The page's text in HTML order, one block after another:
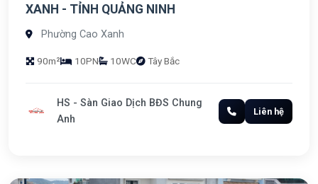
XANH - TỈNH QUẢNG NINH
Phường Cao Xanh
90m² 10PN 10WC Tây Bắc
HS - Sàn Giao Dịch BĐS Chung
Anh
Liên hệ